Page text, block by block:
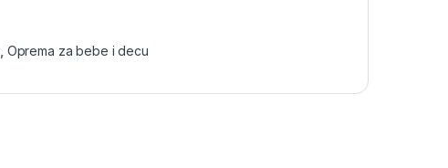
Oprema za bebe i decu